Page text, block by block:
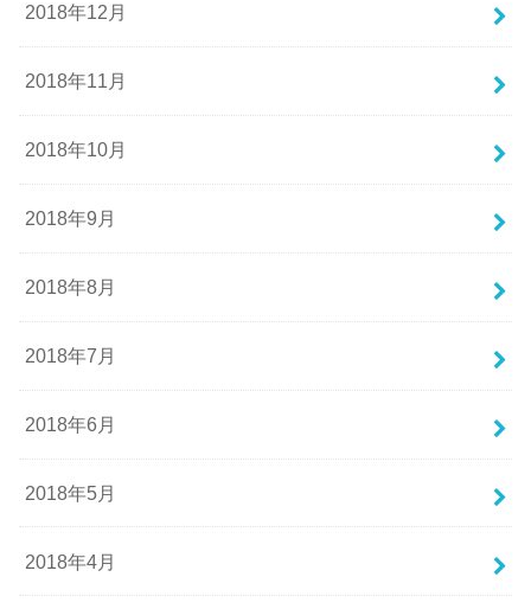
2018年12月
2018年11月
2018年10月
2018年9月
2018年8月
2018年7月
2018年6月
2018年5月
2018年4月